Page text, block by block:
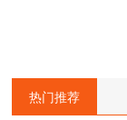
热门推荐